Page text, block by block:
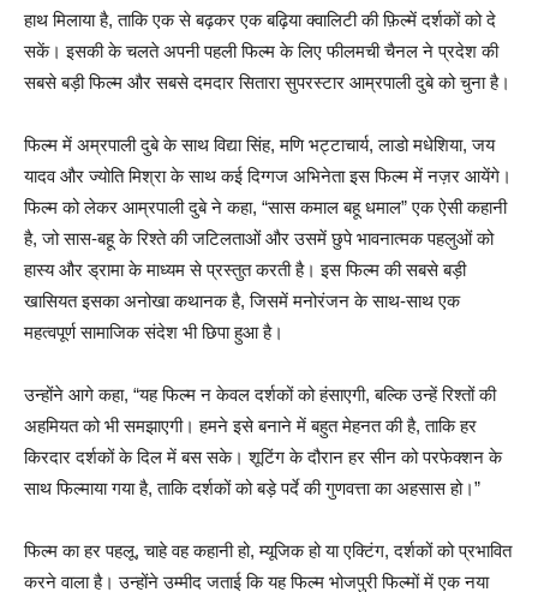
हाथ मिलाया है, ताकि एक से बढ़कर एक बढ़िया क्वालिटी की फ़िल्में दर्शकों को दे
सकें। इसकी के चलते अपनी पहली फिल्म के लिए फीलमची चैनल ने प्रदेश की
सबसे बड़ी फिल्म और सबसे दमदार सितारा सुपरस्टार आम्रपाली दुबे को चुना है।
फिल्म में अम्रपाली दुबे के साथ विद्या सिंह, मणि भट्टाचार्य, लाडो मधेशिया, जय
यादव और ज्योति मिश्रा के साथ कई दिग्गज अभिनेता इस फिल्म में नज़र आयेंगे।
फिल्म को लेकर आम्रपाली दुबे ने कहा, “सास कमाल बहू धमाल” एक ऐसी कहानी
है, जो सास-बहू के रिश्ते की जटिलताओं और उसमें छुपे भावनात्मक पहलुओं को
हास्य और ड्रामा के माध्यम से प्रस्तुत करती है। इस फिल्म की सबसे बड़ी
खासियत इसका अनोखा कथानक है, जिसमें मनोरंजन के साथ-साथ एक
महत्वपूर्ण सामाजिक संदेश भी छिपा हुआ है।
उन्होंने आगे कहा, “यह फिल्म न केवल दर्शकों को हंसाएगी, बल्कि उन्हें रिश्तों की
अहमियत को भी समझाएगी। हमने इसे बनाने में बहुत मेहनत की है, ताकि हर
किरदार दर्शकों के दिल में बस सके। शूटिंग के दौरान हर सीन को परफेक्शन के
साथ फिल्माया गया है, ताकि दर्शकों को बड़े पर्दे की गुणवत्ता का अहसास हो।”
फिल्म का हर पहलू, चाहे वह कहानी हो, म्यूजिक हो या एक्टिंग, दर्शकों को प्रभावित
करने वाला है। उन्होंने उम्मीद जताई कि यह फिल्म भोजपुरी फिल्मों में एक नया